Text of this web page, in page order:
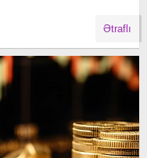
Ətraflı